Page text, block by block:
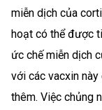
miễn dịch của
hoạt có thể được
ức chế miễn dịch
với các vacxin
thêm. Việc chủng